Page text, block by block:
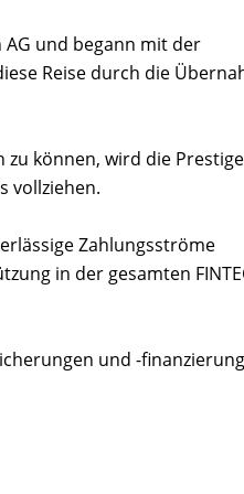
AG und begann mit der
Reise durch die
können, wird die Prestige
vollziehen.
Zahlungsströme
in der gesamten
und -